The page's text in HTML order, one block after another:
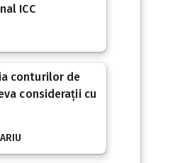
ICC
conturilor de
considerații cu